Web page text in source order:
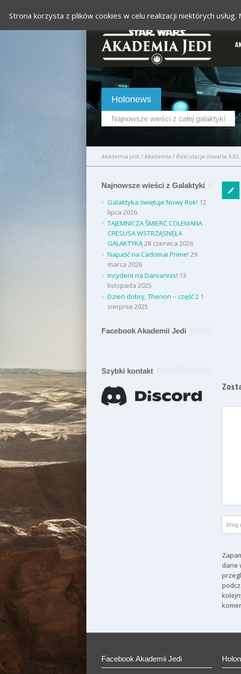
Holonews
Najnowsze wieści z całej galaktyki
Akademia Jedi / Akademia / Rekrutacja otwarta
dane
Najnowsze wieści z Galaktyki
Galaktyka świętuje Nowy Rok! 12
lipca 2026
TAJEMNICZA ŚMIERĆ COLEMANA
CRESUSA WSTRZĄSNĘŁA
GALAKTYKĄ28 czerwca 2026
Napaść na Cadomai Prime! 29
marca 2026
Incydent na Darvannis! 13
listopada 2025
Dzień dobry, Thenon – część 2 1
sierpnia 2025
Facebook Akademii Jedi
Szybki kontakt
Facebook Akademii Jedi
Strona korzysta z plików cookies w celu realizacji niektórych